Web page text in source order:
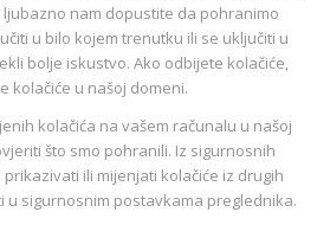
nam dopustite da pohranimo
u bilo kojem trenutku ili se uključiti u
bolje iskustvo. Ako odbijete kolačiće,
kolačiće u našoj domeni.
kolačića na vašem računalu u našoj
što smo pohranili. Iz sigurnosnih
ili mijenjati kolačiće iz drugih
u sigurnosnim postavkama preglednika.